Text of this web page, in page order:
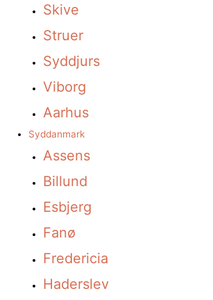
Skive
Struer
Syddjurs
Viborg
Aarhus
Syddanmark
Assens
Billund
Esbjerg
Fanø
Fredericia
Haderslev